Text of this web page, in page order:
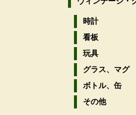
時計
看板
玩具
グラス、マグ
ボトル、缶
その他